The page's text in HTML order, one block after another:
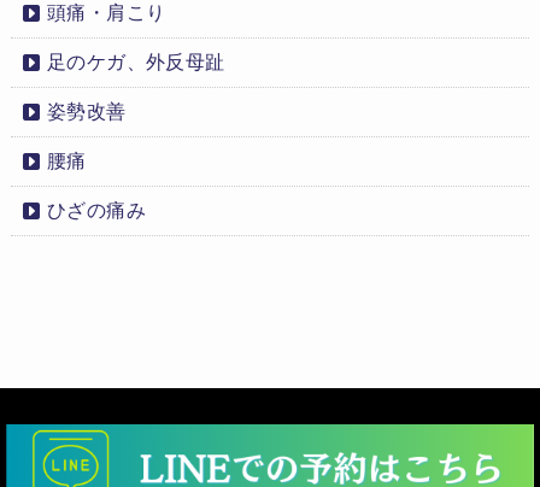
頭痛・肩こり
足のケガ、外反母趾
姿勢改善
腰痛
ひざの痛み